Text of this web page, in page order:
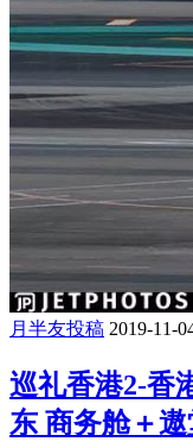
月半友投稿 2019-11-
巡礼香港2-香
东 商务舱＋